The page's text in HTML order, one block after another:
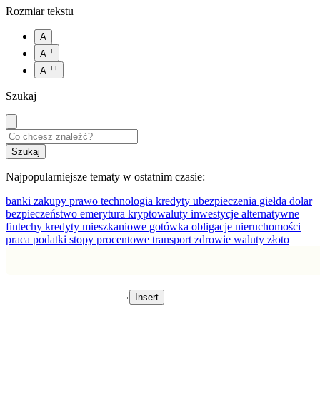
Rozmiar tekstu
A
A +
A ++
Szukaj
Najpopularniejsze tematy w ostatnim czasie:
banki zakupy prawo technologia kredyty ubezpieczenia giełda dolar
bezpieczeństwo emerytura kryptowaluty inwestycje alternatywne
fintechy kredyty mieszkaniowe gotówka obligacje nieruchomości
praca podatki stopy procentowe transport zdrowie waluty złoto
Insert